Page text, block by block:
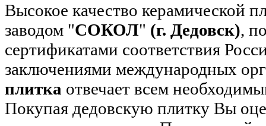
Высокое качество керамической
заводом "СОКОЛ" (г. Дедовск),
сертификатами соответствия
заключениями международных
плитка отвечает всем
Покупая дедовскую плитку Вы